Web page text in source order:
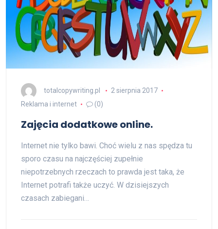
totalcopywriting.pl
2 sierpnia 2017
Reklama i internet
(0)
Zajęcia dodatkowe online.
Internet nie tylko bawi. Choć wielu z nas spędza tu
sporo czasu na najczęściej zupełnie
niepotrzebnych rzeczach to prawda jest taka, że
Internet potrafi także uczyć. W dzisiejszych
czasach zabiegani…